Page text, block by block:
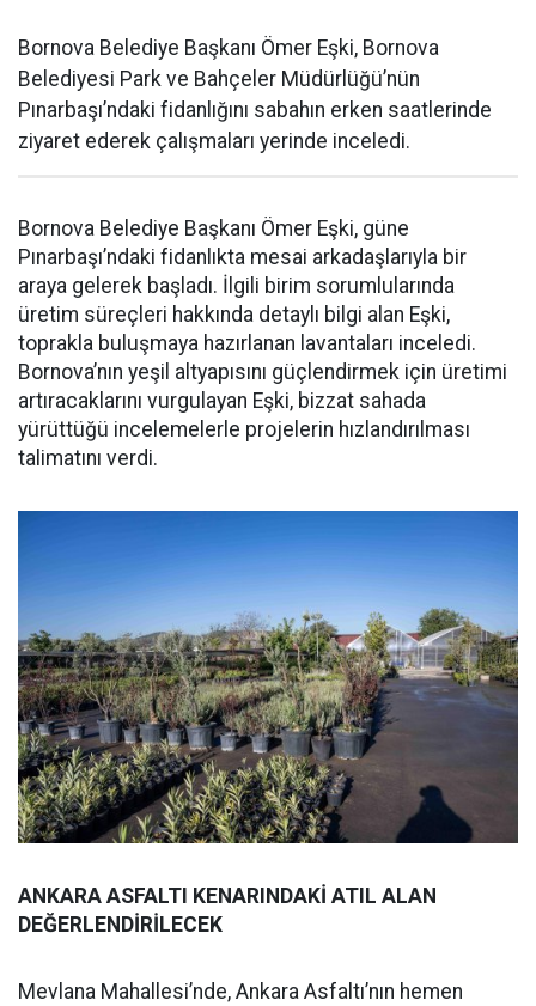
Bornova Belediye Başkanı Ömer Eşki, Bornova
Belediyesi Park ve Bahçeler Müdürlüğü’nün
Pınarbaşı’ndaki fidanlığını sabahın erken saatlerinde
ziyaret ederek çalışmaları yerinde inceledi.
Bornova Belediye Başkanı Ömer Eşki, güne
Pınarbaşı’ndaki fidanlıkta mesai arkadaşlarıyla bir
araya gelerek başladı. İlgili birim sorumlularında
üretim süreçleri hakkında detaylı bilgi alan Eşki,
toprakla buluşmaya hazırlanan lavantaları inceledi.
Bornova’nın yeşil altyapısını güçlendirmek için üretimi
artıracaklarını vurgulayan Eşki, bizzat sahada
yürüttüğü incelemelerle projelerin hızlandırılması
talimatını verdi.
ANKARA ASFALTI KENARINDAKİ ATIL ALAN
DEĞERLENDİRİLECEK
Mevlana Mahallesi’nde, Ankara Asfaltı’nın hemen